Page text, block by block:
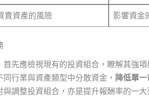
賣資產的風險 影響資金
先應檢視現有的投資組合，瞭解其強項
行業與資產類型中分散資金， 降低單
調整投資組合，亦是提升報酬率的一